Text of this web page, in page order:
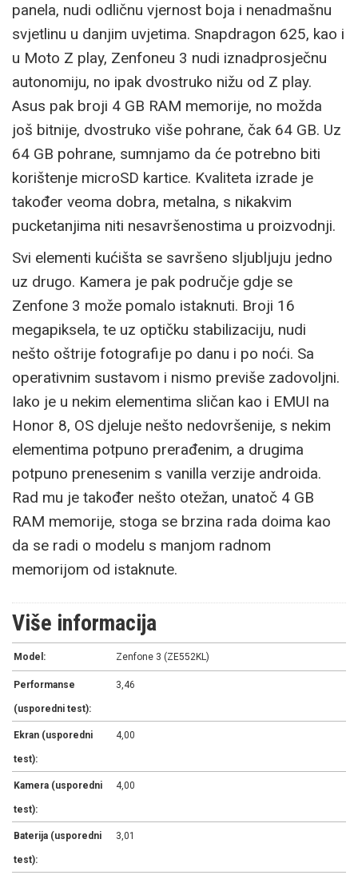
panela, nudi odličnu vjernost boja i nenadmašnu
svjetlinu u danjim uvjetima. Snapdragon 625, kao i
u Moto Z play, Zenfoneu 3 nudi iznadprosječnu
autonomiju, no ipak dvostruko nižu od Z play.
Asus pak broji 4 GB RAM memorije, no možda
još bitnije, dvostruko više pohrane, čak 64 GB. Uz
64 GB pohrane, sumnjamo da će potrebno biti
korištenje microSD kartice. Kvaliteta izrade je
također veoma dobra, metalna, s nikakvim
pucketanjima niti nesavršenostima u proizvodnji.
Svi elementi kućišta se savršeno sljubljuju jedno
uz drugo. Kamera je pak područje gdje se
Zenfone 3 može pomalo istaknuti. Broji 16
megapiksela, te uz optičku stabilizaciju, nudi
nešto oštrije fotografije po danu i po noći. Sa
operativnim sustavom i nismo previše zadovoljni.
Iako je u nekim elementima sličan kao i EMUI na
Honor 8, OS djeluje nešto nedovršenije, s nekim
elementima potpuno prerađenim, a drugima
potpuno prenesenim s vanilla verzije androida.
Rad mu je također nešto otežan, unatoč 4 GB
RAM memorije, stoga se brzina rada doima kao
da se radi o modelu s manjom radnom
memorijom od istaknute.
Više informacija
Model: Zenfone 3 (ZE552KL)
Performanse
(usporedni test):
3,46
Ekran (usporedni
test):
4,00
Kamera (usporedni
test):
4,00
Baterija (usporedni
test):
3,01